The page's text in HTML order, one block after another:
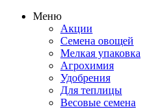
Меню
Акции
Семена овощей
Мелкая упаковка
Агрохимия
Удобрения
Для теплицы
Весовые семена